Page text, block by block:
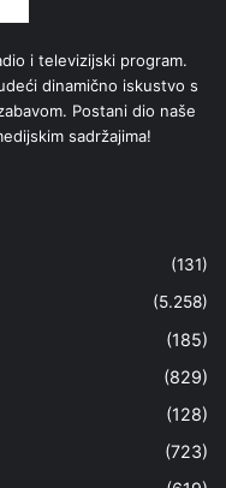
i televizijski program.
dinamično iskustvo s
Postani dio naše
sadržajima!
(131)
(5.258)
(185)
(829)
(128)
(723)